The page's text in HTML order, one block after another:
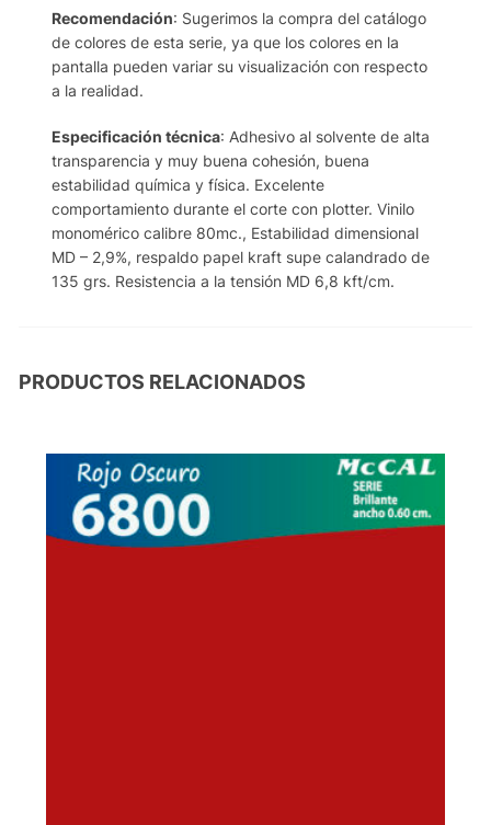
Recomendación: Sugerimos la compra del catálogo
de colores de esta serie, ya que los colores en la
pantalla pueden variar su visualización con respecto
a la realidad.
Especificación técnica: Adhesivo al solvente de alta
transparencia y muy buena cohesión, buena
estabilidad química y física. Excelente
comportamiento durante el corte con plotter. Vinilo
monomérico calibre 80mc., Estabilidad dimensional
MD – 2,9%, respaldo papel kraft supe calandrado de
135 grs. Resistencia a la tensión MD 6,8 kft/cm.
PRODUCTOS RELACIONADOS